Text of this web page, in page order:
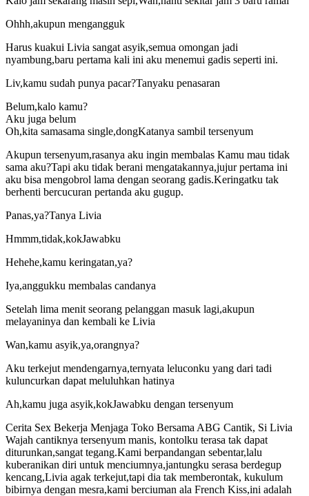
Ohhh,akupun mengangguk
Harus kuakui Livia sangat asyik,semua omongan jadi
nyambung,baru pertama kali ini aku menemui gadis seperti ini.
Liv,kamu sudah punya pacar?Tanyaku penasaran
Belum,kalo kamu?
Aku juga belum
Oh,kita samasama single,dongKatanya sambil tersenyum
Akupun tersenyum,rasanya aku ingin membalas Kamu mau tidak
sama aku?Tapi aku tidak berani mengatakannya,jujur pertama ini
aku bisa mengobrol lama dengan seorang gadis.Keringatku tak
berhenti bercucuran pertanda aku gugup.
Panas,ya?Tanya Livia
Hmmm,tidak,kokJawabku
Hehehe,kamu keringatan,ya?
Iya,anggukku membalas candanya
Setelah lima menit seorang pelanggan masuk lagi,akupun
melayaninya dan kembali ke Livia
Wan,kamu asyik,ya,orangnya?
Aku terkejut mendengarnya,ternyata leluconku yang dari tadi
kuluncurkan dapat meluluhkan hatinya
Ah,kamu juga asyik,kokJawabku dengan tersenyum
Cerita Sex Bekerja Menjaga Toko Bersama ABG Cantik, Si Livia
Wajah cantiknya tersenyum manis, kontolku terasa tak dapat
diturunkan,sangat tegang.Kami berpandangan sebentar,lalu
kuberanikan diri untuk menciumnya,jantungku serasa berdegup
kencang,Livia agak terkejut,tapi dia tak memberontak, kukulum
bibirnya dengan mesra,kami berciuman ala French Kiss,ini adalah